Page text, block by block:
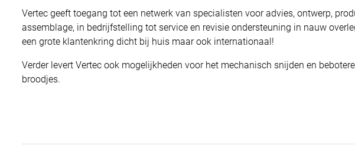
Vertec geeft toegang tot een netwerk van specialisten voor advies, ontwerp,
assemblage, in bedrijfstelling tot service en revisie ondersteuning in nauw
een grote klantenkring dicht bij huis maar ook internationaal!
Verder levert Vertec ook mogelijkheden voor het mechanisch snijden en
broodjes.